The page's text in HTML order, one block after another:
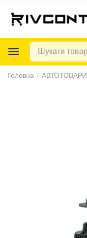
Головна / АВТОТОВАРИ